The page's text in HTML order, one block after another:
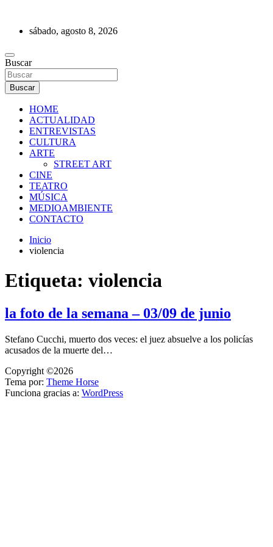
contenidosábado, agosto 8, 2026
REVISTA DE PRENSA
Buscar
Buscar
HOME
ACTUALIDAD
ENTREVISTAS
CULTURA
ARTE
STREET ART
CINE
TEATRO
MÚSICA
MEDIOAMBIENTE
CONTACTO
Inicio
violencia
Etiqueta: violencia
la foto de la semana – 03/09 de junio
Stefano Cucchi, muerto dos veces: el juez absuelve a los policías
acusados de la muerte del…
Copyright ©2026
Tema por: Theme Horse
Funciona gracias a: WordPress